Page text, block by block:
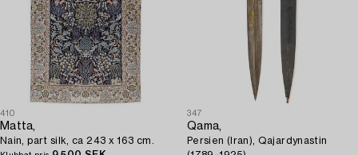
410
Matta,
Nain, part silk, ca 243 x 163 cm.
347
Qama,
Persien (Iran), Qajardynastin